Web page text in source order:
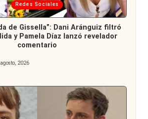
Redes Sociales
de Gissella”: Dani Aránguiz filtró
y Pamela Díaz lanzó revelador
comentario
2026